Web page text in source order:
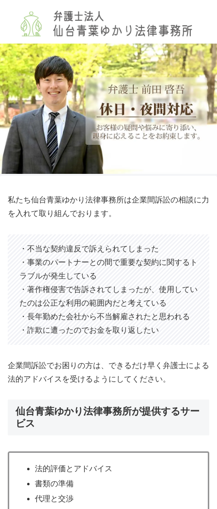
私たち仙台青葉ゆかり法律事務所は企業間訴訟の相談に力
を入れて取り組んでおります。
・不当な契約違反で訴えられてしまった
・事業のパートナーとの間で重要な契約に関するト
ラブルが発生している
・著作権侵害で告訴されてしまったが、使用してい
たのは公正な利用の範囲内だと考えている
・長年勤めた会社から不当解雇されたと思われる
・詐欺に遭ったのでお金を取り返したい
企業間訴訟でお困りの方は、できるだけ早く弁護士による
法的アドバイスを受けるようにしてください。
仙台青葉ゆかり法律事務所が提供するサー
ビス
法的評価とアドバイス
書類の準備
代理と交渉